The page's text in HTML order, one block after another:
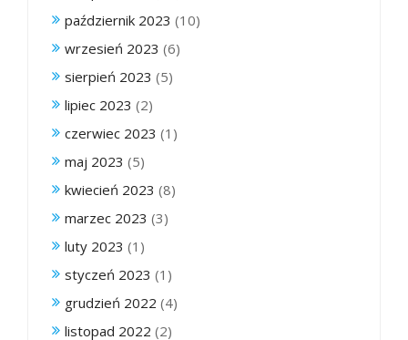
październik 2023 (10)
wrzesień 2023 (6)
sierpień 2023 (5)
lipiec 2023 (2)
czerwiec 2023 (1)
maj 2023 (5)
kwiecień 2023 (8)
marzec 2023 (3)
luty 2023 (1)
styczeń 2023 (1)
grudzień 2022 (4)
listopad 2022 (2)